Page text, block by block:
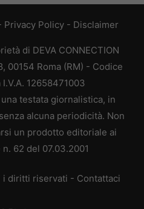
Privacy Policy - Disclaimer
di DEVA CONNECTION
00154 Roma (RM) - Codice
12658471003
testata giornalistica, in
alcuna periodicità. Non
un prodotto editoriale ai
62 del 07.03.2001
diritti riservati - Contattaci